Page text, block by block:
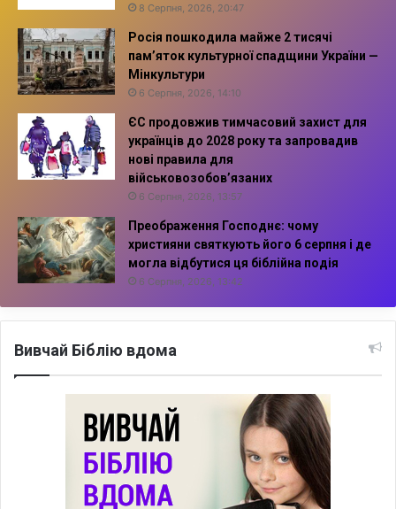
8 Серпня, 2026, 20:47
Росія пошкодила майже 2 тисячі
пам’яток культурної спадщини України —
Мінкультури
6 Серпня, 2026, 14:10
ЄС продовжив тимчасовий захист для
українців до 2028 року та запровадив
нові правила для
військовозобов’язаних
6 Серпня, 2026, 13:57
Преображення Господнє: чому
християни святкують його 6 серпня і де
могла відбутися ця біблійна подія
6 Серпня, 2026, 13:42
Вивчай Біблію вдома